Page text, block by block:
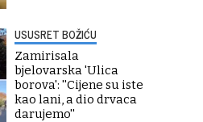
USUSRET BOŽIĆU
Zamirisala
bjelovarska 'Ulica
borova': ''Cijene su iste
kao lani, a dio drvaca
darujemo''